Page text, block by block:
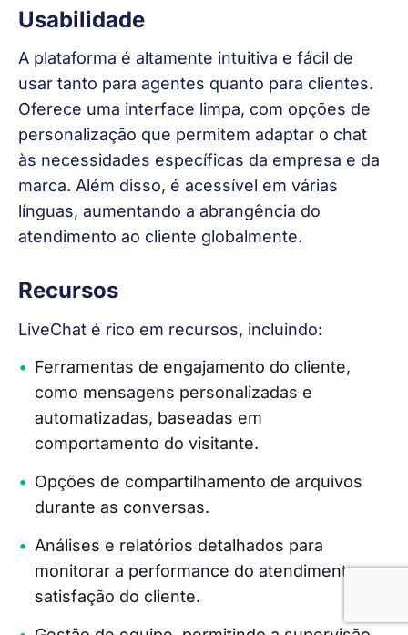
Usabilidade
A plataforma é altamente intuitiva e fácil de
usar tanto para agentes quanto para clientes.
Oferece uma interface limpa, com opções de
personalização que permitem adaptar o chat
às necessidades específicas da empresa e da
marca. Além disso, é acessível em várias
línguas, aumentando a abrangência do
atendimento ao cliente globalmente.
Recursos
LiveChat é rico em recursos, incluindo:
Ferramentas de engajamento do cliente,
como mensagens personalizadas e
automatizadas, baseadas em
comportamento do visitante.
Opções de compartilhamento de arquivos
durante as conversas.
Análises e relatórios detalhados para
monitorar a performance do atendimento e a
satisfação do cliente.